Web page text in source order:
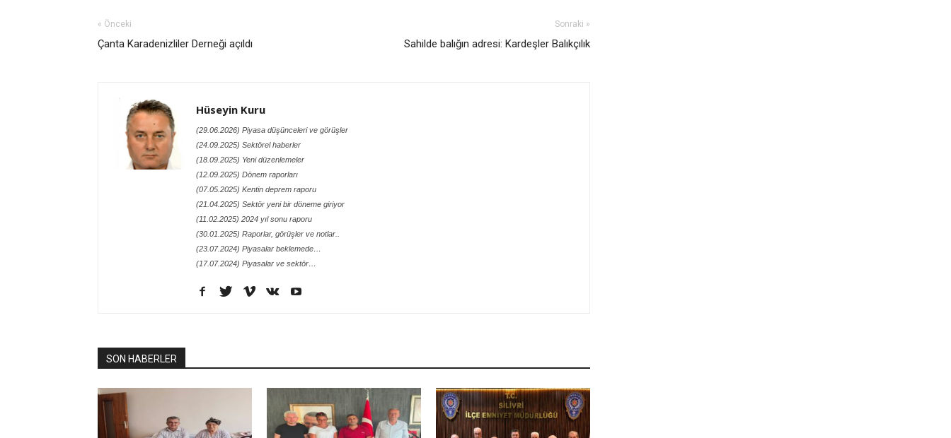
« Önceki
Çanta Karadenizliler Derneği açıldı
Sonraki »
Sahilde balığın adresi: Kardeşler Balıkçılık
Hüseyin Kuru
(29.06.2026) Piyasa düşünceleri ve görüşler
(24.09.2025) Sektörel haberler
(18.09.2025) Yeni düzenlemeler
(12.09.2025) Dönem raporları
(07.05.2025) Kentin deprem raporu
(21.04.2025) Sektör yeni bir döneme giriyor
(11.02.2025) 2024 yıl sonu raporu
(30.01.2025) Raporlar, görüşler ve notlar..
(23.07.2024) Piyasalar beklemede…
(17.07.2024) Piyasalar ve sektör…
SON HABERLER